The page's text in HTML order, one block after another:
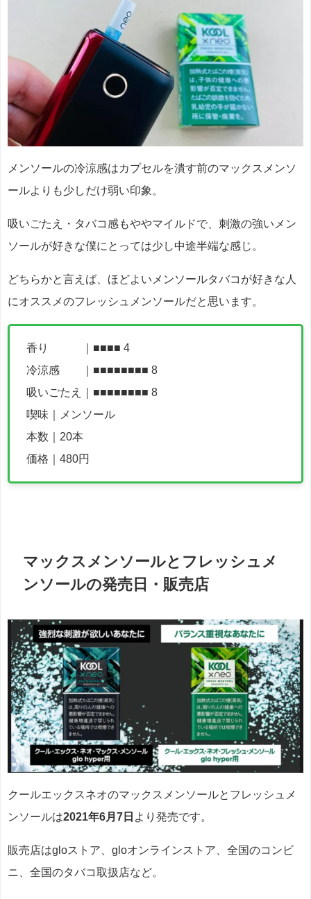
メンソールの冷涼感はカプセルを潰す前のマックスメンソ
ールよりも少しだけ弱い印象。
吸いごたえ・タバコ感もややマイルドで、刺激の強いメン
ソールが好きな僕にとっては少し中途半端な感じ。
どちらかと言えば、ほどよいメンソールタバコが好きな人
にオススメのフレッシュメンソールだと思います。
香り ｜■■■■ 4
冷涼感 ｜■■■■■■■■ 8
吸いごたえ｜■■■■■■■■ 8
喫味｜メンソール
本数｜20本
価格｜480円
マックスメンソールとフレッシュメ
ンソールの発売日・販売店
クールエックスネオのマックスメンソールとフレッシュメ
ンソールは2021年6月7日 より発売です。
販売店はgloストア、gloオンラインストア、全国のコンビ
ニ、全国のタバコ取扱店など。